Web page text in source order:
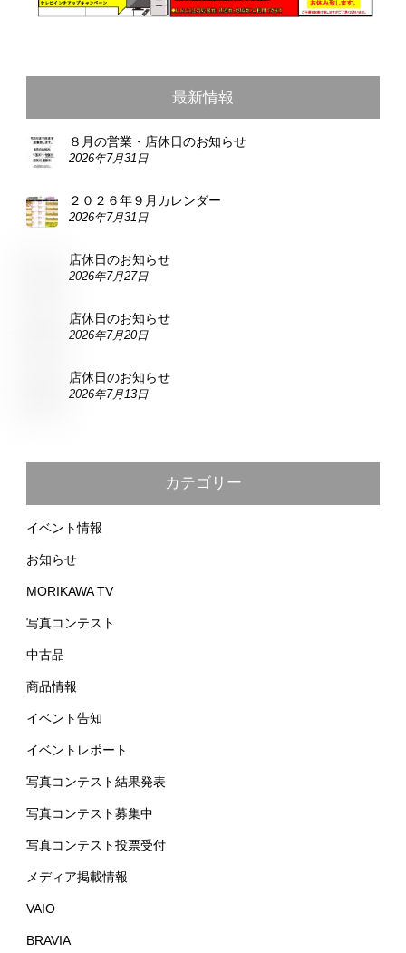
最新情報
８月の営業・店休日のお知らせ
2026年7月31日
２０２６年９月カレンダー
2026年7月31日
店休日のお知らせ
2026年7月27日
店休日のお知らせ
2026年7月20日
店休日のお知らせ
2026年7月13日
カテゴリー
イベント情報
お知らせ
MORIKAWA TV
写真コンテスト
中古品
商品情報
イベント告知
イベントレポート
写真コンテスト結果発表
写真コンテスト募集中
写真コンテスト投票受付
メディア掲載情報
VAIO
BRAVIA